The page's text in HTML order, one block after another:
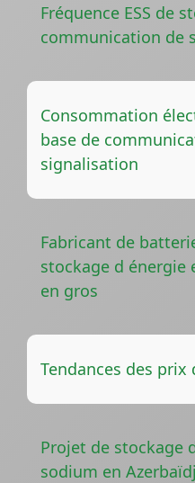
Fréquence ESS de
communication de
Consommation
base de
signalisation
Fabricant de
stockage d énergie
en gros
Tendances des prix
Projet de stockage
sodium en